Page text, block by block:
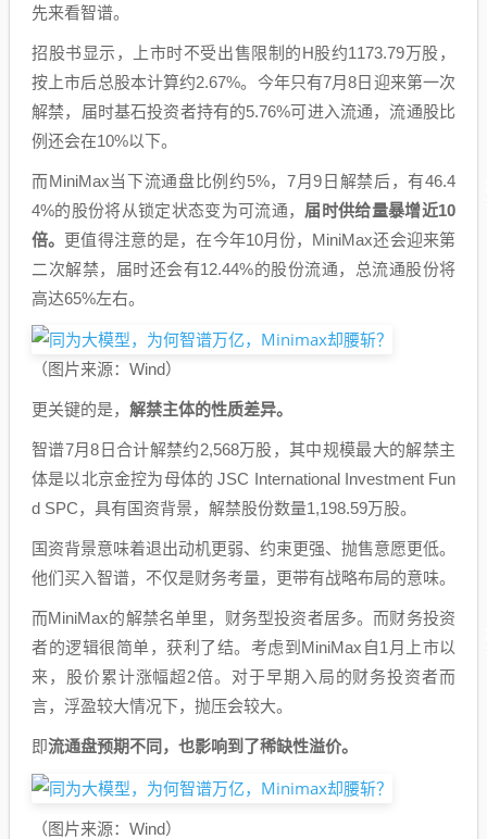
先来看智谱。
招股书显示，上市时不受出售限制的H股约1173.79万股，
按上市后总股本计算约2.67%。今年只有7月8日迎来第一次
解禁，届时基石投资者持有的5.76%可进入流通，流通股比
例还会在10%以下。
而MiniMax当下流通盘比例约5%，7月9日解禁后，有46.4
4%的股份将从锁定状态变为可流通， 届时供给量暴增近10
倍。 更值得注意的是，在今年10月份，MiniMax还会迎来第
二次解禁，届时还会有12.44%的股份流通，总流通股份将
高达65%左右。
（图片来源：Wind）
更关键的是， 解禁主体的性质差异。
智谱7月8日合计解禁约2,568万股，其中规模最大的解禁主
体是以北京金控为母体的 JSC International Investment Fun
d SPC，具有国资背景，解禁股份数量1,198.59万股。
国资背景意味着退出动机更弱、约束更强、抛售意愿更低。
他们买入智谱，不仅是财务考量，更带有战略布局的意味。
而MiniMax的解禁名单里，财务型投资者居多。而财务投资
者的逻辑很简单，获利了结。考虑到MiniMax自1月上市以
来，股价累计涨幅超2倍。对于早期入局的财务投资者而
言，浮盈较大情况下，抛压会较大。
即流通盘预期不同，也影响到了稀缺性溢价。
（图片来源：Wind）